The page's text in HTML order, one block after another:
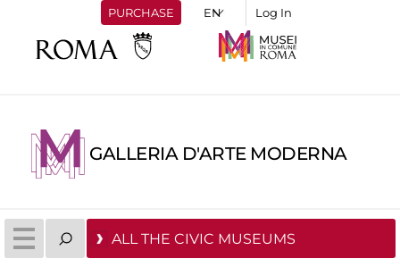
PURCHASE Log In
GALLERIA D'ARTE MODERNA
ALL THE CIVIC MUSEUMS